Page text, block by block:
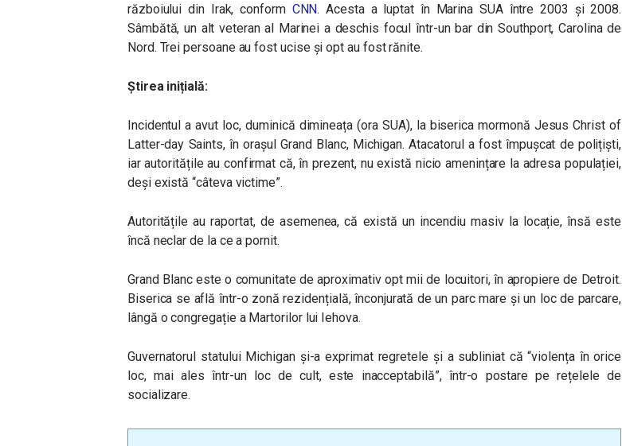
războiului din Irak, conform CNN. Acesta a luptat în Marina SUA între 2003 și 2008.
Sâmbătă, un alt veteran al Marinei a deschis focul într-un bar din Southport, Carolina de
Nord. Trei persoane au fost ucise și opt au fost rănite.
Știrea inițială:
Incidentul a avut loc, duminică dimineața (ora SUA), la biserica mormonă Jesus Christ of
Latter-day Saints, în orașul Grand Blanc, Michigan. Atacatorul a fost împușcat de polițiști,
iar autoritățile au confirmat că, în prezent, nu există nicio amenințare la adresa populației,
deși există “câteva victime”.
Autoritățile au raportat, de asemenea, că există un incendiu masiv la locație, însă este
încă neclar de la ce a pornit.
Grand Blanc este o comunitate de aproximativ opt mii de locuitori, în apropiere de Detroit.
Biserica se află într-o zonă rezidențială, înconjurată de un parc mare și un loc de parcare,
lângă o congregație a Martorilor lui Iehova.
Guvernatorul statului Michigan și-a exprimat regretele și a subliniat că “violența în orice
loc, mai ales într-un loc de cult, este inacceptabilă”, într-o postare pe rețelele de
socializare.